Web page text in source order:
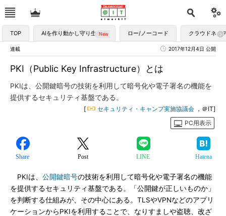
TOP AIを作り動かし守り生かす ロー/ノーコード クラウドネイ
連載 2017年12月4日 公開
PKI（Public Key Infrastructure）とは
PKIは、公開鍵暗号の技術を利用して暗号化や電子署名の機能を
提供するセキュリティ基盤である。
[ セキュリティ・キャンプ実施協議会 ，＠IT]
PC用表示
Share Post LINE Hatena
PKIは、 公開鍵暗号の技術を利用して暗号化や電子署名の機能
を提供するセキュリティ基盤である。「公開鍵が正しいものか」
を判断する仕組みが、その中心にある。TLSやVPNなどのアプリ
ケーションからPKIを利用することで、なりすましや盗聴、改ざ